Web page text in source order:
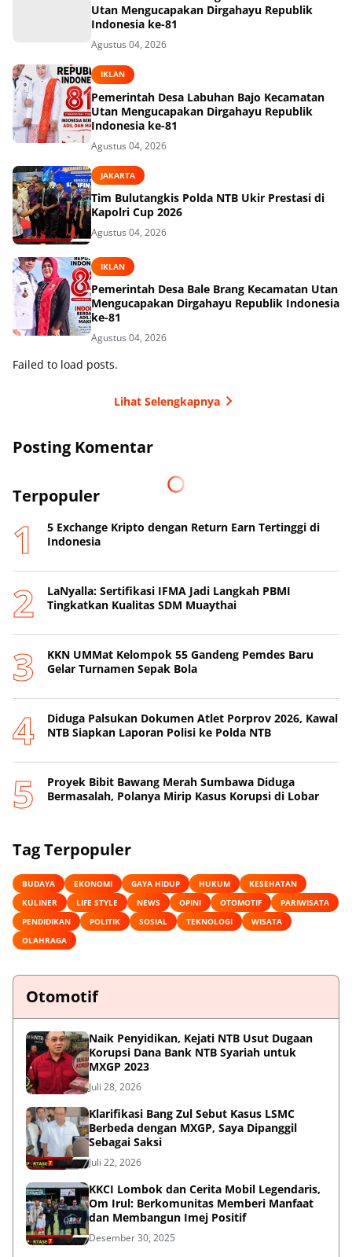
Utan Mengucapakan Dirgahayu Republik
Indonesia ke-81
Agustus 04, 2026
IKLAN
Pemerintah Desa Labuhan Bajo Kecamatan
Utan Mengucapakan Dirgahayu Republik
Indonesia ke-81
Agustus 04, 2026
JAKARTA
Tim Bulutangkis Polda NTB Ukir Prestasi di
Kapolri Cup 2026
Agustus 04, 2026
IKLAN
Pemerintah Desa Bale Brang Kecamatan Utan
Mengucapakan Dirgahayu Republik Indonesia
ke-81
Agustus 04, 2026
Failed to load posts.
Lihat Selengkapnya
Posting Komentar
Terpopuler
5 Exchange Kripto dengan Return Earn Tertinggi di
Indonesia
LaNyalla: Sertifikasi IFMA Jadi Langkah PBMI
Tingkatkan Kualitas SDM Muaythai
KKN UMMat Kelompok 55 Gandeng Pemdes Baru
Gelar Turnamen Sepak Bola
Diduga Palsukan Dokumen Atlet Porprov 2026, Kawal
NTB Siapkan Laporan Polisi ke Polda NTB
Proyek Bibit Bawang Merah Sumbawa Diduga
Bermasalah, Polanya Mirip Kasus Korupsi di Lobar
Tag Terpopuler
BUDAYA EKONOMI GAYA HIDUP HUKUM
KESEHATAN
KULINER
LIFE STYLE NEWS OPINI OTOMOTIF
PARIWISATA
PENDIDIKAN
POLITIK SOSIAL TEKNOLOGI
WISATA
OLAHRAGA
Otomotif
Naik Penyidikan, Kejati NTB Usut Dugaan
Korupsi Dana Bank NTB Syariah untuk
MXGP 2023
Juli 28, 2026
Klarifikasi Bang Zul Sebut Kasus LSMC
Berbeda dengan MXGP, Saya Dipanggil
Sebagai Saksi
Juli 22, 2026
KKCI Lombok dan Cerita Mobil Legendaris,
Om Irul: Berkomunitas Memberi Manfaat
dan Membangun Imej Positif
Desember 30, 2025